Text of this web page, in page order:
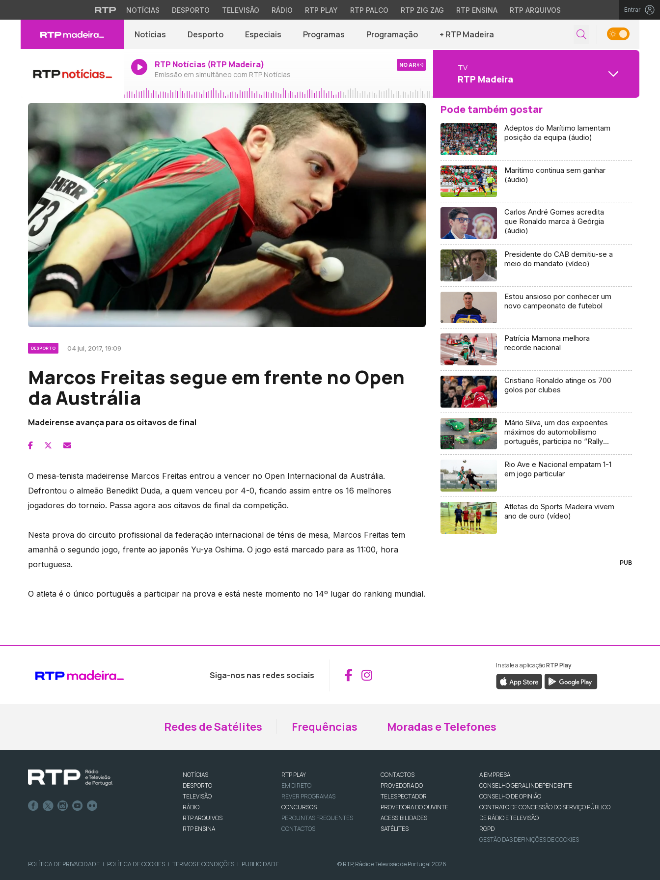
NOTÍCIAS DESPORTO TELEVISÃO RÁDIO RTP PLAY RTP PALCO RTP ZIG ZAG RTP ENSINA RTP ARQUIVOS Entrar
Notícias Desporto Especiais Programas Programação + RTP Madeira
RTP Notícias (RTP Madeira)
Emissão em simultâneo com RTP Notícias
NO AR TV
RTP Madeira
DESPORTO 04 jul, 2017, 19:09
Marcos Freitas segue em frente no Open
da Austrália
Madeirense avança para os oitavos de final
O mesa-tenista madeirense Marcos Freitas entrou a vencer no Open Internacional da Austrália.
Defrontou o almeão Benedikt Duda, a quem venceu por 4-0, ficando assim entre os 16 melhores
jogadores do torneio. Passa agora aos oitavos de final da competição.
Nesta prova do circuito profissional da federação internacional de ténis de mesa, Marcos Freitas tem
amanhã o segundo jogo, frente ao japonês Yu-ya Oshima. O jogo está marcado para as 11:00, hora
portuguesa.
O atleta é o único português a participar na prova e está neste momento no 14º lugar do ranking mundial.
Pode também gostar
Adeptos do Marítimo lamentam
posição da equipa (áudio)
Marítimo continua sem ganhar
(áudio)
Carlos André Gomes acredita
que Ronaldo marca à Geórgia
(áudio)
Presidente do CAB demitiu-se a
meio do mandato (vídeo)
Estou ansioso por conhecer um
novo campeonato de futebol
Patrícia Mamona melhora
recorde nacional
Cristiano Ronaldo atinge os 700
golos por clubes
Mário Silva, um dos expoentes
máximos do automobilismo
português, participa no “Rally
Rio Ave e Nacional empatam 1-1
em jogo particular
Atletas do Sports Madeira vivem
ano de ouro (vídeo)
PUB
Siga-nos nas redes sociais Aceder ao Facebook da RTP Madeira
Aceder ao Instagram da RTP Madeira
Instale a aplicaçãoRTP Play
Redes de Satélites Frequências Moradas e Telefones
NOTÍCIAS
DESPORTO
TELEVISÃO
RÁDIO
RTP ARQUIVOS
RTP ENSINA
RTP PLAY
EM DIRETO
REVER PROGRAMAS
CONCURSOS
PERGUNTAS FREQUENTES
CONTACTOS
CONTACTOS
PROVEDORA DO
TELESPECTADOR
PROVEDORA DO OUVINTE
ACESSIBILIDADES
SATÉLITES
A EMPRESA
CONSELHO GERAL INDEPENDENTE
CONSELHO DE OPINIÃO
CONTRATO DE CONCESSÃO DO SERVIÇO PÚBLICO
DE RÁDIO E TELEVISÃO
RGPD
GESTÃO DAS DEFINIÇÕES DE COOKIES
POLÍTICA DE PRIVACIDADE | POLÍTICA DE COOKIES | TERMOS E CONDIÇÕES | PUBLICIDADE © RTP, Rádio e Televisão de Portugal 2026